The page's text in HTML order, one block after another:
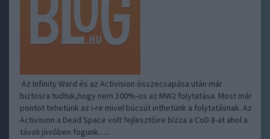
Az Infinity Ward és az Activision összecsapása után már
biztosra tudtuk,hogy nem 100%-os az MW2 folytatása. Most már
pontot tehetünk az i-re mivel búcsút inthetünk a folytatásnak. Az
Activision a Dead Space volt fejlesztőire bízza a CoD 8-at ahol a
távoli jövőben fogunk…..